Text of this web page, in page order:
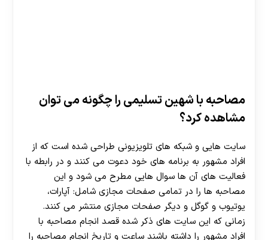
مصاحبه با شهین تسلیمی را چگونه می توان
مشاهده کرد؟
سایت هایی و شبکه های تلویزیونی طراحی شده است که از
افراد مشهور به برنامه های خود دعوت می کنند و در رابطه با
فعالیت های آن ها سوال هایی مطرح می شود و این
مصاحبه ها را در تمامی صفحات مجازی شامل: آپارات،
یوتیوب و گوگل و دیگر صفحات مجازی منتشر می کنند‌.
زمانی که این سایت های ذکر شده قصد انجام مصاحبه با
افراد مشهور را داشته باشند ساعت و تاریخ انجام مصاحبه را